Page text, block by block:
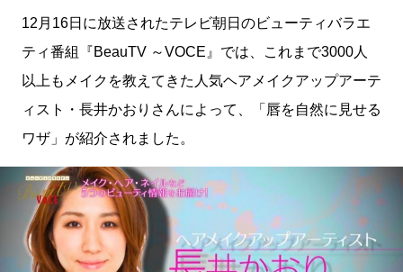
12月16日に放送されたテレビ朝日のビューティバラエ
ティ番組『BeauTV ～VOCE』では、これまで3000人
以上もメイクを教えてきた人気ヘアメイクアップアーテ
ィスト・長井かおりさんによって、「唇を自然に見せる
ワザ」が紹介されました。